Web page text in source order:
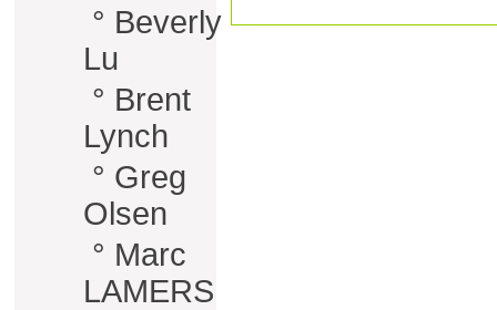
° Beverly
Lu
° Brent
Lynch
° Greg
Olsen
° Marc
LAMERS